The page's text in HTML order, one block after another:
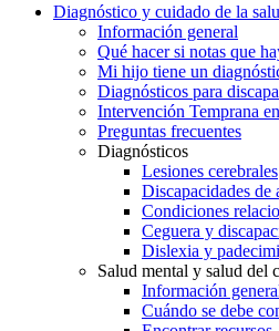
Diagnóstico y cuidado de la
Información general
Qué hacer si notas que
Mi hijo tiene un
Diagnósticos para
Intervención Temprana
Preguntas frecuentes
Diagnósticos
Lesiones cerebrales
Discapacidades de
Condiciones
Ceguera y
Dislexia y
Salud mental y salud del
Información
Cuándo se debe